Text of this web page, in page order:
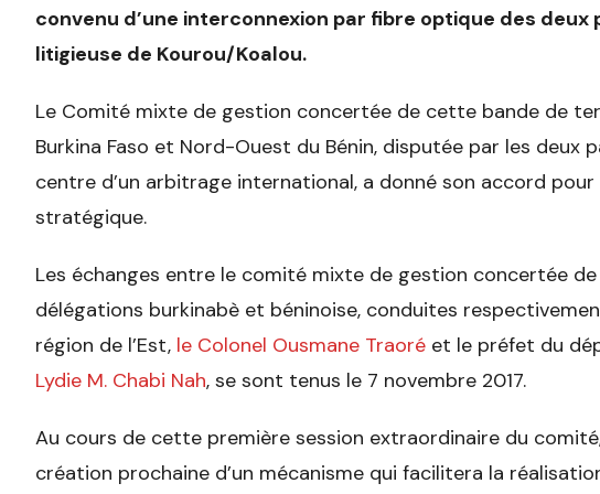
convenu d’une interconnexion par fibre optique des deux
litigieuse de Kourou/Koalou.
Le Comité mixte de gestion concertée de cette bande de
Burkina Faso et Nord-Ouest du Bénin, disputée par les deux
centre d’un arbitrage international, a donné son accord
stratégique.
Les échanges entre le comité mixte de gestion concertée
délégations burkinabè et béninoise, conduites
région de l’Est, le Colonel Ousmane Traoré et le préfet du
Lydie M. Chabi Nah, se sont tenus le 7 novembre 2017.
Au cours de cette première session extraordinaire du
création prochaine d’un mécanisme qui facilitera la